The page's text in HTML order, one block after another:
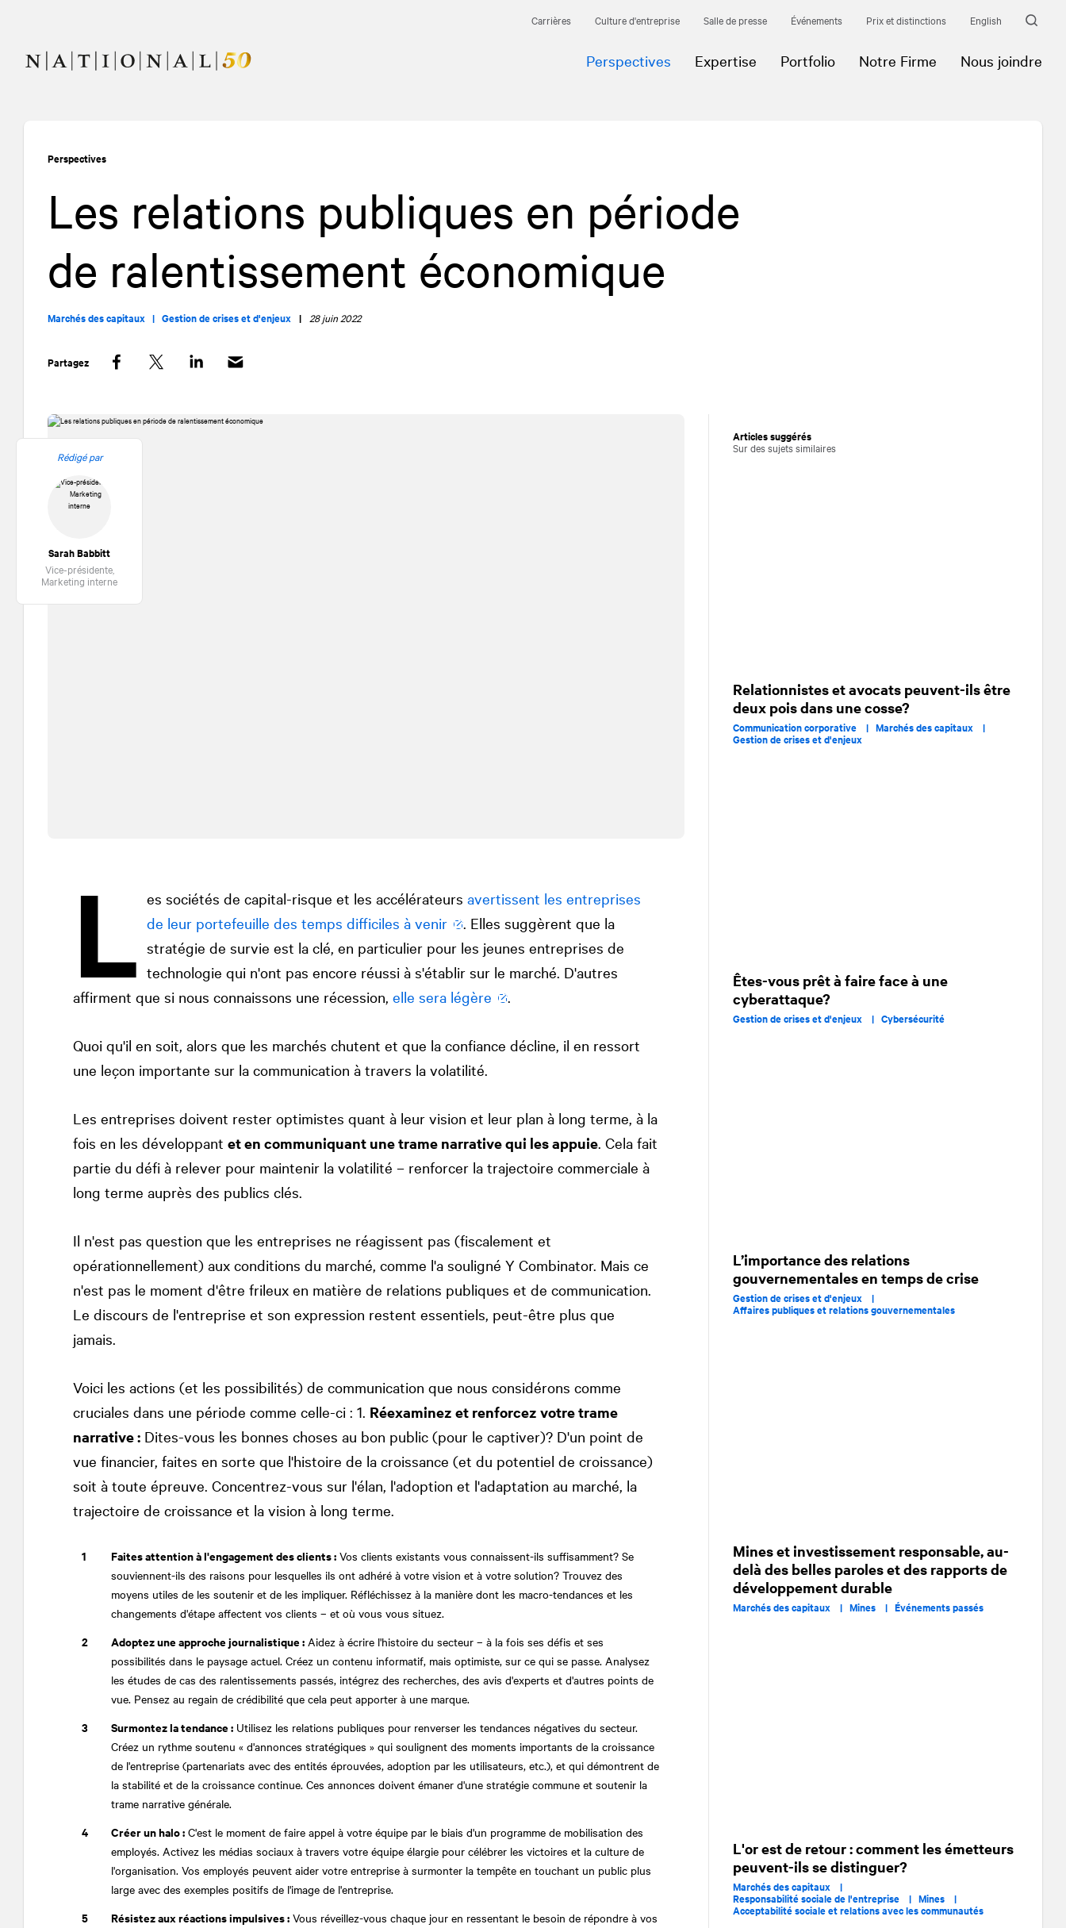
navigation
Carrières Culture d'entreprise Salle de presse Événements Prix et distinctions English
Perspectives Expertise Portfolio Notre Firme Nous joindre
Perspectives
Les relations publiques en période
de ralentissement économique
Marchés des capitaux | Gestion de crises et d'enjeux | 28 juin 2022
Partagez
Rédigé par
Sarah Babbitt
Vice-présidente,
Marketing interne
L es sociétés de capital-risque et les accélérateurs avertissent les entreprises
de leur portefeuille des temps difficiles à venir
. Elles suggèrent que la
stratégie de survie est la clé, en particulier pour les jeunes entreprises de
technologie qui n'ont pas encore réussi à s'établir sur le marché. D'autres
affirment que si nous connaissons une récession, elle sera légère .
Quoi qu'il en soit, alors que les marchés chutent et que la confiance décline, il en ressort
une leçon importante sur la communication à travers la volatilité.
Les entreprises doivent rester optimistes quant à leur vision et leur plan à long terme, à la
fois en les développant et en communiquant une trame narrative qui les appuie. Cela fait
partie du défi à relever pour maintenir la volatilité – renforcer la trajectoire commerciale à
long terme auprès des publics clés.
Il n'est pas question que les entreprises ne réagissent pas (fiscalement et
opérationnellement) aux conditions du marché, comme l'a souligné Y Combinator. Mais ce
n'est pas le moment d'être frileux en matière de relations publiques et de communication.
Le discours de l'entreprise et son expression restent essentiels, peut-être plus que
jamais.
Voici les actions (et les possibilités) de communication que nous considérons comme
cruciales dans une période comme celle-ci : 1. Réexaminez et renforcez votre trame
narrative :Dites-vous les bonnes choses au bon public (pour le captiver)? D'un point de
vue financier, faites en sorte que l'histoire de la croissance (et du potentiel de croissance)
soit à toute épreuve. Concentrez-vous sur l'élan, l'adoption et l'adaptation au marché, la
trajectoire de croissance et la vision à long terme.
Faites attention à l'engagement des clients :Vos clients existants vous connaissent-ils suffisamment? Se
souviennent-ils des raisons pour lesquelles ils ont adhéré à votre vision et à votre solution? Trouvez des
moyens utiles de les soutenir et de les impliquer. Réfléchissez à la manière dont les macro-tendances et les
changements d'étape affectent vos clients – et où vous vous situez.
Adoptez une approche journalistique :Aidez à écrire l'histoire du secteur – à la fois ses défis et ses
possibilités dans le paysage actuel. Créez un contenu informatif, mais optimiste, sur ce qui se passe. Analysez
les études de cas des ralentissements passés, intégrez des recherches, des avis d'experts et d'autres points de
vue. Pensez au regain de crédibilité que cela peut apporter à une marque.
Surmontez la tendance :Utilisez les relations publiques pour renverser les tendances négatives du secteur.
Créez un rythme soutenu « d'annonces stratégiques » qui soulignent des moments importants de la croissance
de l'entreprise (partenariats avec des entités éprouvées, adoption par les utilisateurs, etc.), et qui démontrent de
la stabilité et de la croissance continue. Ces annonces doivent émaner d'une stratégie commune et soutenir la
trame narrative générale.
Créer un halo :C'est le moment de faire appel à votre équipe par le biais d'un programme de mobilisation des
employés. Activez les médias sociaux à travers votre équipe élargie pour célébrer les victoires et la culture de
l'organisation. Vos employés peuvent aider votre entreprise à surmonter la tempête en touchant un public plus
large avec des exemples positifs de l'image de l'entreprise.
Résistez aux réactions impulsives :Vous réveillez-vous chaque jour en ressentant le besoin de répondre à vos
Articles suggérés
Sur des sujets similaires
Relationnistes et avocats peuvent-ils être
deux pois dans une cosse?
Communication corporative | Marchés des capitaux |
Gestion de crises et d'enjeux
Êtes-vous prêt à faire face à une
cyberattaque?
Gestion de crises et d'enjeux | Cybersécurité
L’importance des relations
gouvernementales en temps de crise
Gestion de crises et d'enjeux |
Affaires publiques et relations gouvernementales
Mines et investissement responsable, au-
delà des belles paroles et des rapports de
développement durable
Marchés des capitaux | Mines | Événements passés
L'or est de retour : comment les émetteurs
peuvent-ils se distinguer?
Marchés des capitaux |
Responsabilité sociale de l'entreprise | Mines |
Acceptabilité sociale et relations avec les communautés